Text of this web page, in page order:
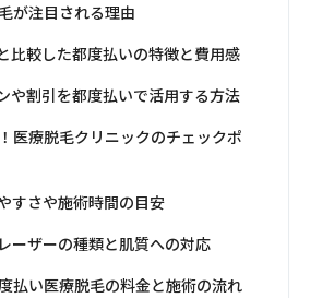
が注目される理由
比較した都度払いの特徴と費用感
や割引を都度払いで活用する方法
医療脱毛クリニックのチェックポ
すさや施術時間の目安
ーザーの種類と肌質への対応
払い医療脱毛の料金と施術の流れ